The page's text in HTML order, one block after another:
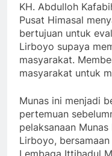
KH. Abdulloh
Pusat Himasal
bertujuan untuk
Lirboyo supaya
masyarakat.
masyarakat untuk
Munas ini menjadi
pertemuan
pelaksanaan
Lirboyo,